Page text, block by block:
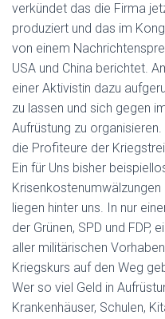
verkündet das die Firma
produziert und das im
von einem
USA und China berichtet.
einer Aktivistin dazu
zu lassen und sich gegen
Aufrüstung zu
die Profiteure der
Ein für Uns bisher
liegen hinter uns. In nur
der Grünen, SPD und FDP,
aller militärischen
Kriegskurs auf den Weg
Wer so viel Geld in
Krankenhäuser, Schulen,